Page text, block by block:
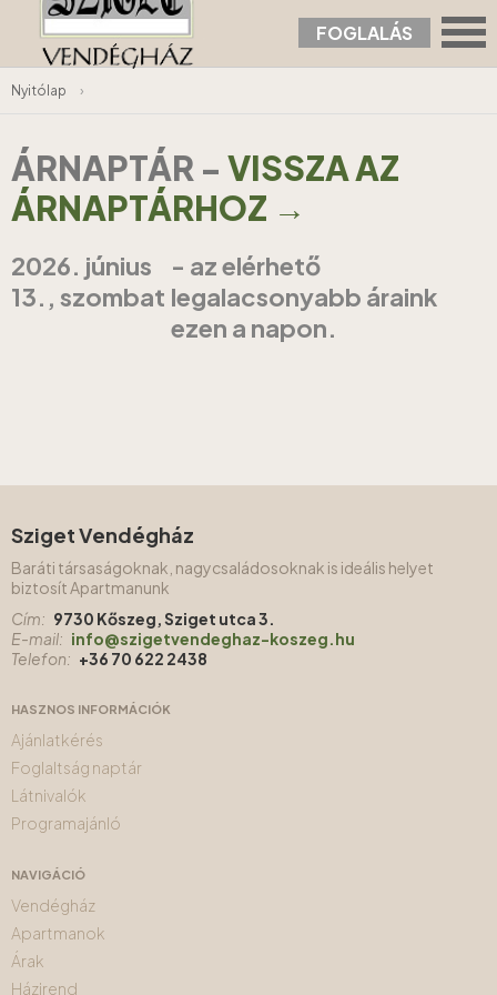
FOGLALÁS
Nyitólap ›
ÁRNAPTÁR - VISSZA AZ
ÁRNAPTÁRHOZ →
2026. június
13., szombat
- az elérhető
legalacsonyabb áraink
ezen a napon.
Sziget Vendégház
Baráti társaságoknak, nagycsaládosoknak is ideális helyet
biztosít Apartmanunk
Cím: 9730 Kőszeg, Sziget utca 3.
E-mail: info@szigetvendeghaz-koszeg.hu
Telefon: +36 70 622 2438
HASZNOS INFORMÁCIÓK
Ajánlatkérés
Foglaltság naptár
Látnivalók
Programajánló
NAVIGÁCIÓ
Vendégház
Apartmanok
Árak
Házirend